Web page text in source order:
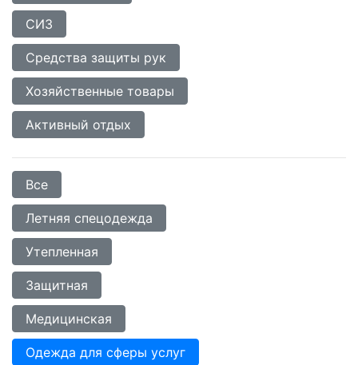
СИЗ
Средства защиты рук
Хозяйственные товары
Активный отдых
Все
Летняя спецодежда
Утепленная
Защитная
Медицинская
Одежда для сферы услуг